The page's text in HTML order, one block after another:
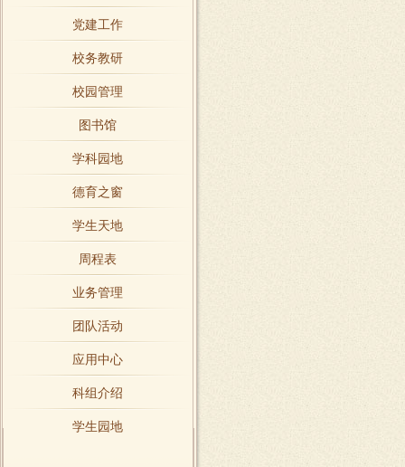
党建工作
校务教研
校园管理
图书馆
学科园地
德育之窗
学生天地
周程表
业务管理
团队活动
应用中心
科组介绍
学生园地